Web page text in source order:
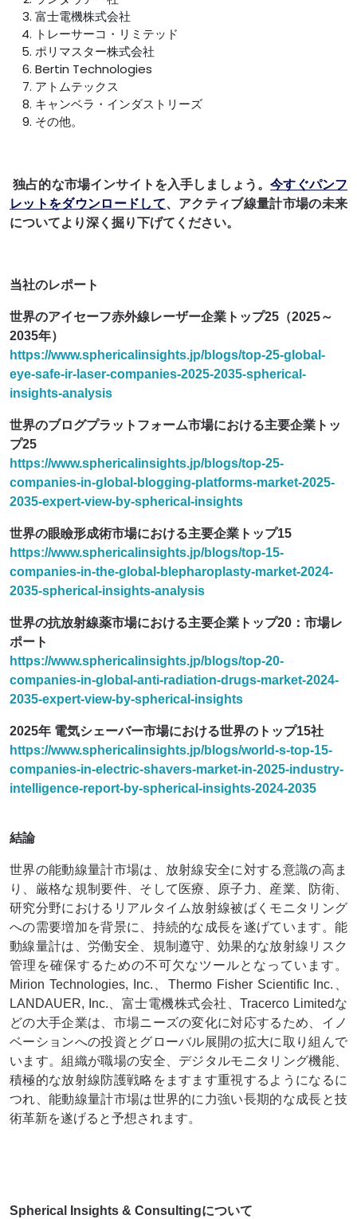
富士電機株式会社
トレーサーコ・リミテッド
ポリマスター株式会社
Bertin Technologies
アトムテックス
キャンベラ・インダストリーズ
その他。
独占的な市場インサイトを入手しましょう。今すぐパンフ
レットをダウンロードして、アクティブ線量計市場の未来
についてより深く掘り下げてください。
当社のレポート
世界のアイセーフ赤外線レーザー企業トップ25（2025～
2035年）
https://www.sphericalinsights.jp/blogs/top-25-global-
eye-safe-ir-laser-companies-2025-2035-spherical-
insights-analysis
世界のブログプラットフォーム市場における主要企業トッ
プ25
https://www.sphericalinsights.jp/blogs/top-25-
companies-in-global-blogging-platforms-market-2025-
2035-expert-view-by-spherical-insights
世界の眼瞼形成術市場における主要企業トップ15
https://www.sphericalinsights.jp/blogs/top-15-
companies-in-the-global-blepharoplasty-market-2024-
2035-spherical-insights-analysis
世界の抗放射線薬市場における主要企業トップ20：市場レ
ポート
https://www.sphericalinsights.jp/blogs/top-20-
companies-in-global-anti-radiation-drugs-market-2024-
2035-expert-view-by-spherical-insights
2025年 電気シェーバー市場における世界のトップ15社
https://www.sphericalinsights.jp/blogs/world-s-top-15-
companies-in-electric-shavers-market-in-2025-industry-
intelligence-report-by-spherical-insights-2024-2035
結論
世界の能動線量計市場は、放射線安全に対する意識の高ま
り、厳格な規制要件、そして医療、原子力、産業、防衛、
研究分野におけるリアルタイム放射線被ばくモニタリング
への需要増加を背景に、持続的な成長を遂げています。能
動線量計は、労働安全、規制遵守、効果的な放射線リスク
管理を確保するための不可欠なツールとなっています。
Mirion Technologies, Inc.、Thermo Fisher Scientific Inc.、
LANDAUER, Inc.、富士電機株式会社、Tracerco Limitedな
どの大手企業は、市場ニーズの変化に対応するため、イノ
ベーションへの投資とグローバル展開の拡大に取り組んで
います。組織が職場の安全、デジタルモニタリング機能、
積極的な放射線防護戦略をますます重視するようになるに
つれ、能動線量計市場は世界的に力強い長期的な成長と技
術革新を遂げると予想されます。
Spherical Insights & Consultingについて